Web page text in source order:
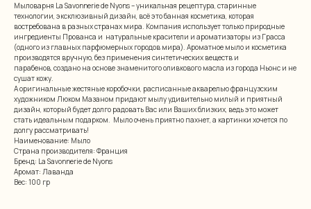
Мыловарня La Savonnerie de Nyons – уникальная рецептура, старинные
технологии, эксклюзивный дизайн, всё это банная косметика, которая
востребована в разных странах мира. Компания использует только природные
ингредиенты Прованса и натуральные красители и ароматизаторы из Грасса
(одного из главных парфюмерных городов мира). Ароматное мыло и косметика
производятся вручную, без применения синтетических веществ и
парабенов, создано на основе знаменитого оливкового масла из города Ньонс и не
сушат кожу.
А оригинальные жестяные коробочки, расписанные акварелью французским
художником Люком Мазаном придают мылу удивительно милый и приятный
дизайн, который будет долго радовать Вас или Ваших близких, ведь это может
стать идеальным подарком. Мыло очень приятно пахнет, а картинки хочется по
долгу рассматривать!
Наименование: Мыло
Страна производителя: Франция
Бренд: La Savonnerie de Nyons
Аромат: Лаванда
Вес: 100 гр